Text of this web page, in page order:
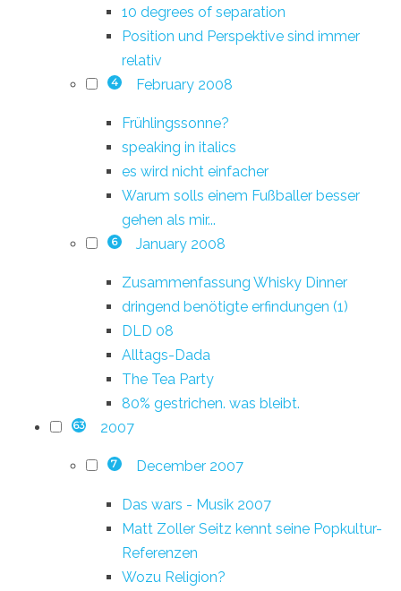
10 degrees of separation
Position und Perspektive sind immer
relativ
4 February 2008
Frühlingssonne?
speaking in italics
es wird nicht einfacher
Warum solls einem Fußballer besser
gehen als mir...
6 January 2008
Zusammenfassung Whisky Dinner
dringend benötigte erfindungen (1)
DLD 08
Alltags-Dada
The Tea Party
80% gestrichen. was bleibt.
63 2007
7 December 2007
Das wars - Musik 2007
Matt Zoller Seitz kennt seine Popkultur-
Referenzen
Wozu Religion?